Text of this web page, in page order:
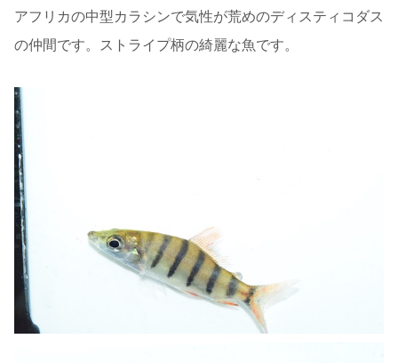
アフリカの中型カラシンで気性が荒めのディスティコダス
の仲間です。ストライプ柄の綺麗な魚です。